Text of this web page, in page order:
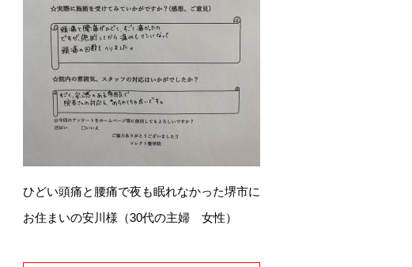
ひどい頭痛と腰痛で夜も眠れなかった堺市に
お住まいの安川様（30代の主婦 女性）